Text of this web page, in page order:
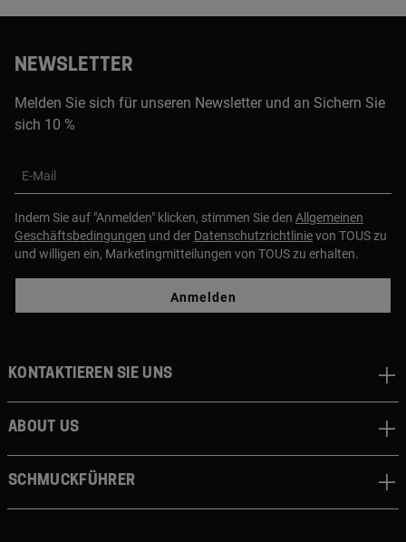
NEWSLETTER
Melden Sie sich für unseren Newsletter und an Sichern Sie
sich 10 %
E-Mail
Indem Sie auf "Anmelden" klicken, stimmen Sie den Allgemeinen
Geschäftsbedingungen und der Datenschutzrichtlinievon TOUS zu
und willigen ein, Marketingmitteilungen von TOUS zu erhalten.
Anmelden
Kontaktieren sie uns
About us
Schmuckführer